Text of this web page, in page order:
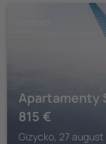
Apartamenty
815 €
Gizycko, 27